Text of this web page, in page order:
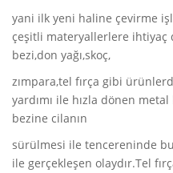
yani ilk yeni haline çevirme
çeşitli materyallerlere ihtiyaç
bezi,don yağı,skoç,
zımpara,tel fırça gibi
yardımı ile hızla dönen
bezine cilanın
sürülmesi ile tencereninde
ile gerçekleşen olaydır.Tel